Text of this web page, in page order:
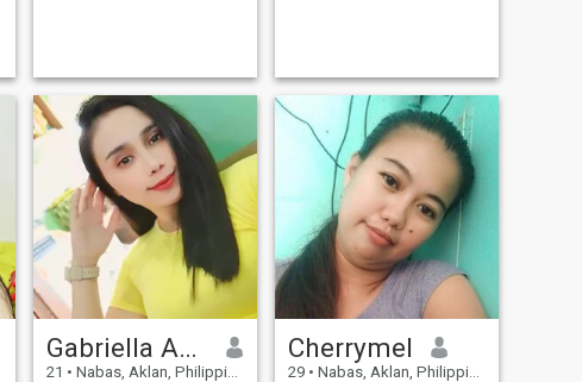
Gabriella Anne
21 • Nabas, Aklan, Philippinen
Cherrymel
29 • Nabas, Aklan, Philippinen